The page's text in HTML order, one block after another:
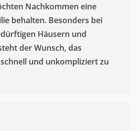
Nachkommen eine
behalten. Besonders bei
Häusern und
der Wunsch, das
und unkompliziert zu